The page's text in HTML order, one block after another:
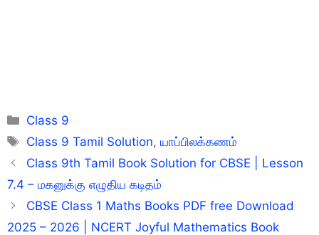
Categories
Class 9
Tags
Class 9 Tamil Solution,யாப்பிலக்கணம்
Class 9th Tamil Book Solution for CBSE | Lesson
7.4 – மகனுக்கு எழுதிய கடிதம்
CBSE Class 1 Maths Books PDF free Download
2025 – 2026 | NCERT Joyful Mathematics Book